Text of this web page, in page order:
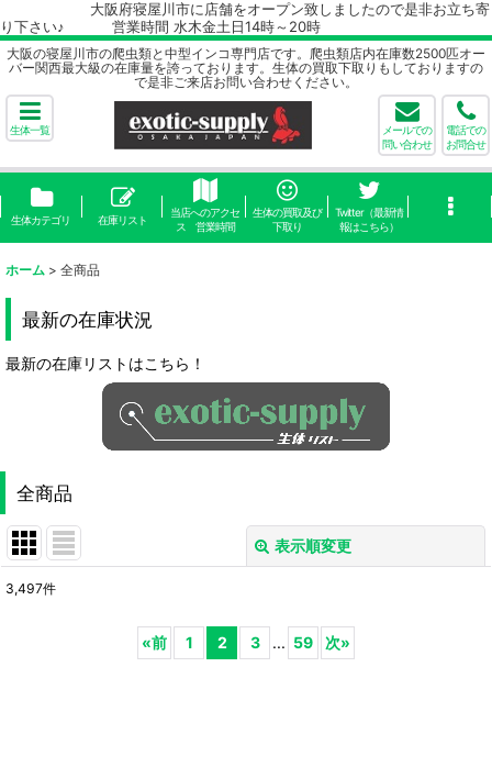
大阪府寝屋川市に店舗をオープン致しましたので是非お立ち寄
り下さい♪ 営業時間 水木金土日14時～20時
大阪の寝屋川市の爬虫類と中型インコ専門店です。爬虫類店内在庫数2500匹オー
バー関西最大級の在庫量を誇っております。生体の買取下取りもしておりますの
で是非ご来店お問い合わせください。
生体一覧
メールでの
問い合わせ
電話での
お問合せ
生体カテゴリ 在庫リスト
当店へのアクセ
ス 営業時間
生体の買取及び
下取り
Twitter（最新情
報はこちら）
ホーム > 全商品
最新の在庫状況
最新の在庫リストはこちら！
全商品
表示順変更
3,497件
«前 1 2 3 ... 59 次»